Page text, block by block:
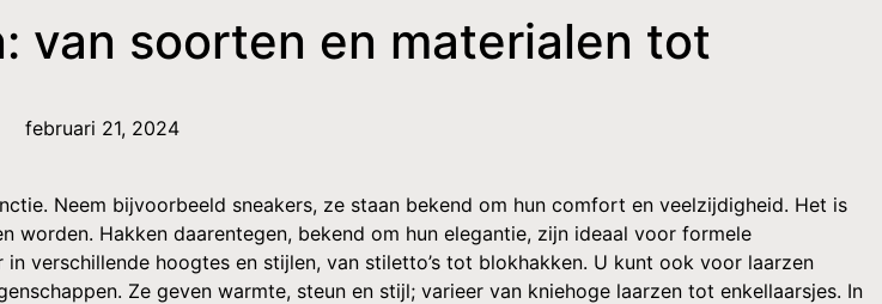
van soorten en materialen tot
februari 21, 2024
Neem bijvoorbeeld sneakers, ze staan bekend om hun comfort en veelzijdigheid. Het is
Hakken daarentegen, bekend om hun elegantie, zijn ideaal voor formele
verschillende hoogtes en stijlen, van stiletto’s tot blokhakken. U kunt ook voor laarzen
Ze geven warmte, steun en stijl; varieer van kniehoge laarzen tot enkellaarsjes. In